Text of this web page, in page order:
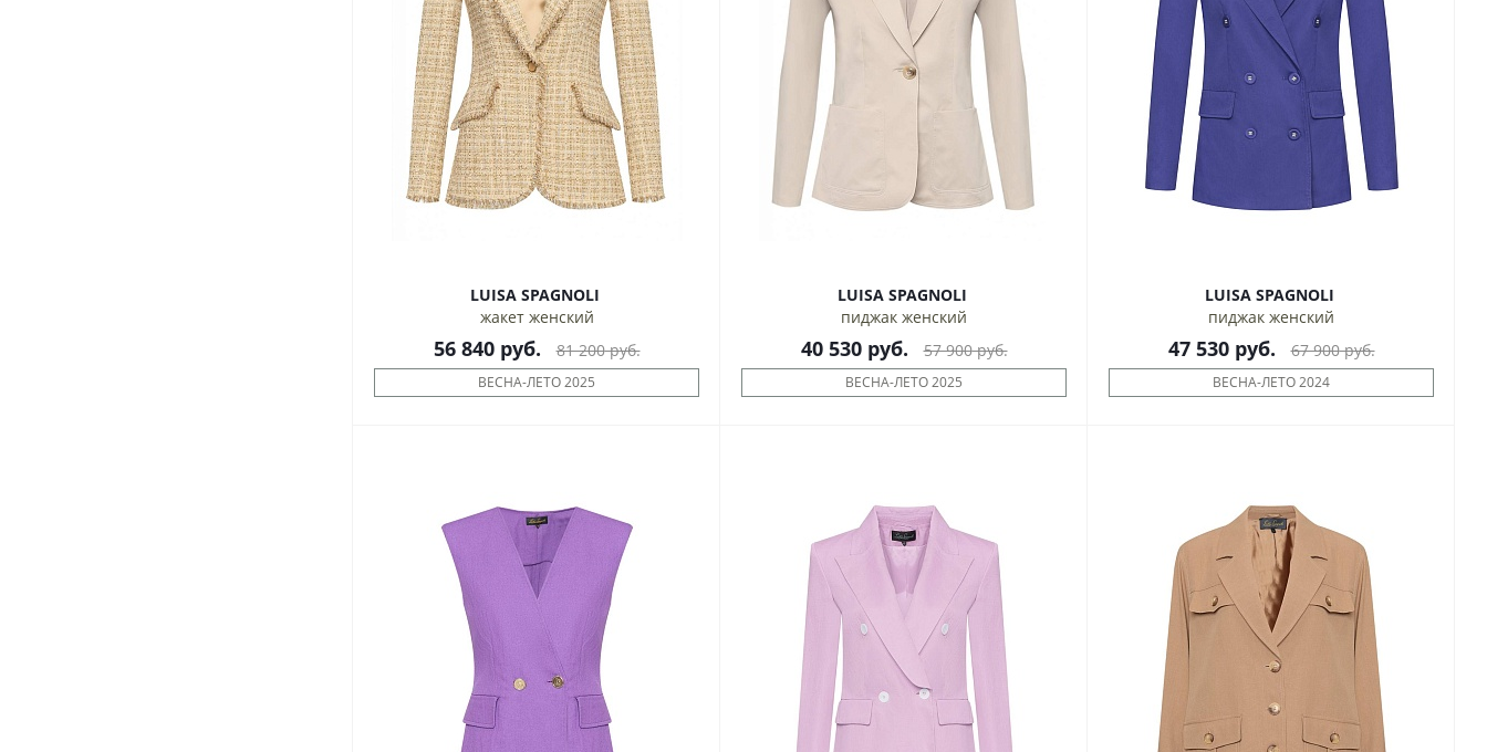
LUISA SPAGNOLI
жакет женский
56 840руб. 81 200руб.
ВЕСНА-ЛЕТО 2025
LUISA SPAGNOLI
пиджак женский
40 530руб. 57 900руб.
ВЕСНА-ЛЕТО 2025
LUISA SPAGNOLI
пиджак женский
47 530руб. 67 900руб.
ВЕСНА-ЛЕТО 2024